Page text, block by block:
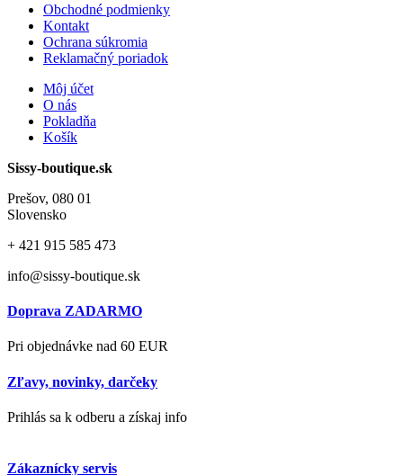
Obchodné podmienky
Kontakt
Ochrana súkromia
Reklamačný poriadok
Môj účet
O nás
Pokladňa
Košík
Sissy-boutique.sk
Prešov, 080 01
Slovensko
+ 421 915 585 473
info@sissy-boutique.sk
Doprava ZADARMO
Pri objednávke nad 60 EUR
Zľavy, novinky, darčeky
Prihlás sa k odberu a získaj info
Zákaznícky servis